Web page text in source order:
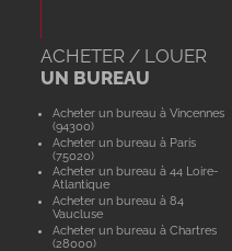
ACHETER / LOUER
UN BUREAU
Acheter un bureau à Vincennes
(94300)
Acheter un bureau à Paris
(75020)
Acheter un bureau à 44 Loire-
Atlantique
Acheter un bureau à 84
Vaucluse
Acheter un bureau à Chartres
(28000)